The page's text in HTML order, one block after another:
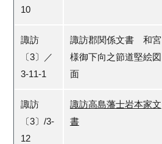
10
諏訪
〔3〕／
3-11-1
諏訪郡関係文書 和宮
様御下向之節道堅絵図
面
諏訪
〔3〕/3-
12
諏訪高島藩士岩本家文
書